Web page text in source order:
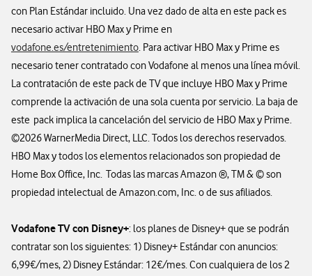
con Plan Estándar incluido. Una vez dado de alta en este pack es
necesario activar HBO Max y Prime en
vodafone.es/entretenimiento. Para activar HBO Max y Prime es
necesario tener contratado con Vodafone al menos una línea móvil.
La contratación de este pack de TV que incluye HBO Max y Prime
comprende la activación de una sola cuenta por servicio. La baja de
este pack implica la cancelación del servicio de HBO Max y Prime.
©2026 WarnerMedia Direct, LLC. Todos los derechos reservados.
HBO Max y todos los elementos relacionados son propiedad de
Home Box Office, Inc. Todas las marcas Amazon ®, TM & © son
propiedad intelectual de Amazon.com, Inc. o de sus afiliados.
Vodafone TV con Disney+: los planes de Disney+ que se podrán
contratar son los siguientes: 1) Disney+ Estándar con anuncios:
6,99€/mes, 2) Disney Estándar: 12€/mes. Con cualquiera de los 2